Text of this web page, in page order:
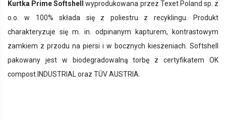
Kurtka Prime Softshell
wyprodukowana przez Texet Poland sp. z
o.o.
w
100% składa się z poliestru z recyklingu. Produkt
charakteryzuje się m. in. odpinanym kapturem, kontrastowym
zamkiem z przodu na piersi i w bocznych kieszeniach. Softshell
pakowany jest w biodegradowalną torbę z certyfikatem OK
compost INDUSTRIAL oraz TÜV AUSTRIA.